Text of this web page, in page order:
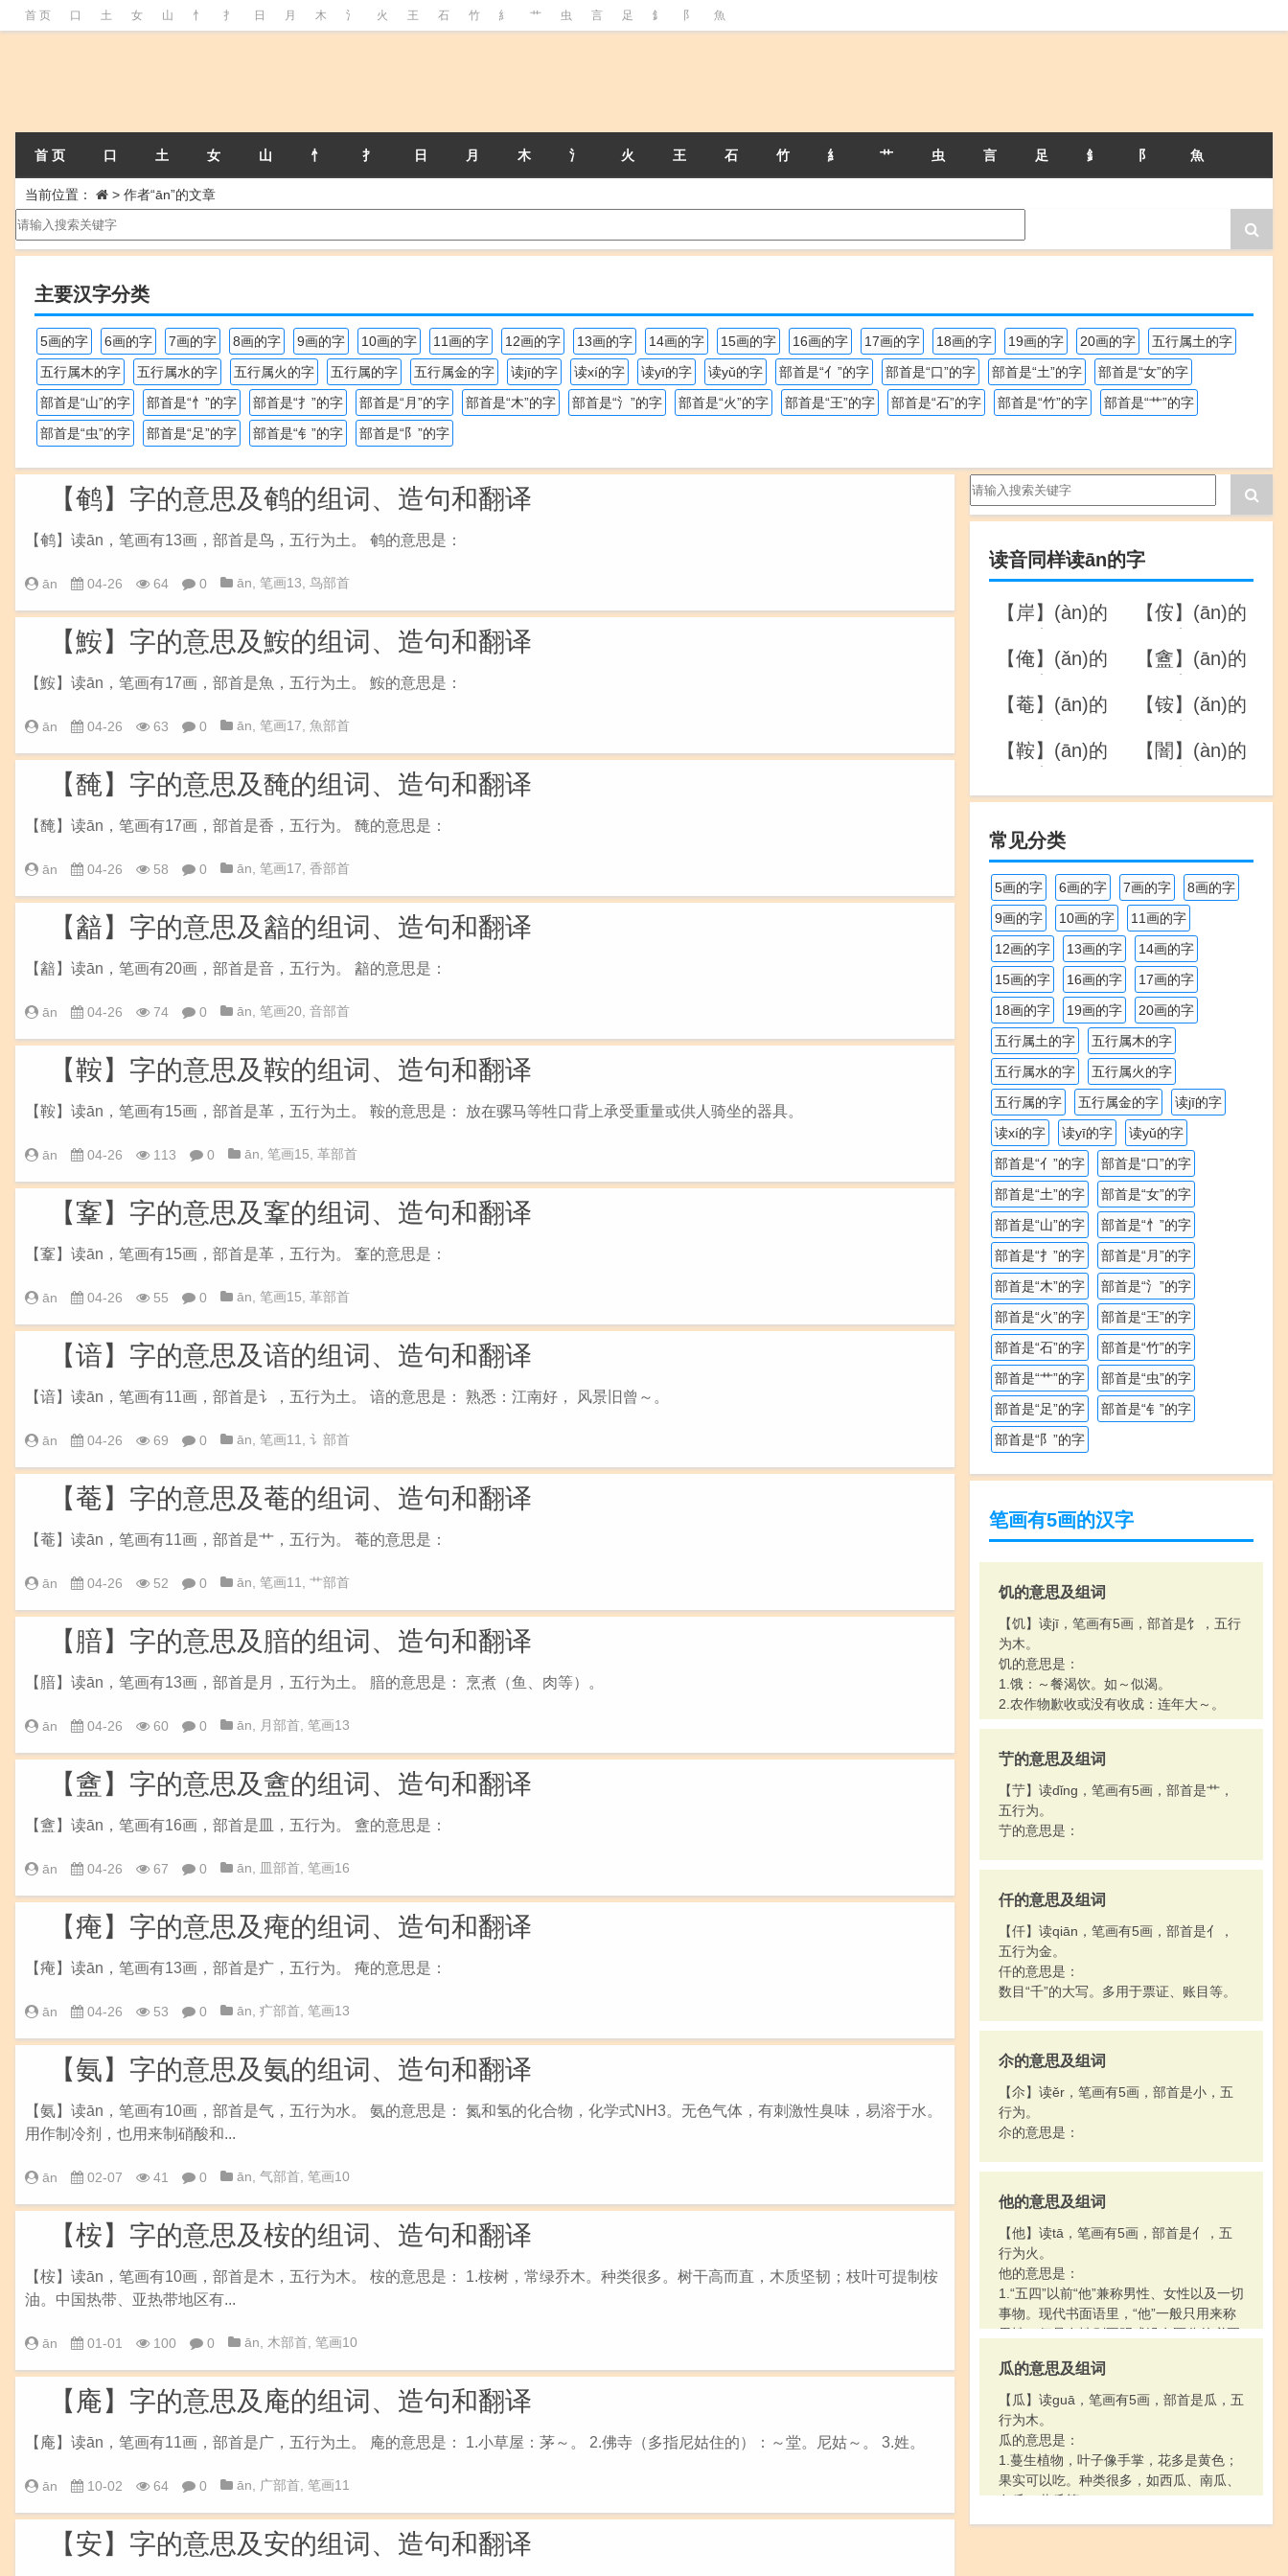
首 页 口 土 女 山 忄 扌 日 月 木 氵 火 王 石 竹 糹 艹 虫 言 足 釒 阝 魚
首 页 口 土 女 山 忄 扌 日 月 木 氵 火 王 石 竹 糹 艹 虫 言 足 釒 阝 魚
当前位置： > 作者“ān”的文章
主要汉字分类
5画的字 6画的字 7画的字 8画的字 9画的字 10画的字 11画的字 12画的字 13画的字 14画的字 15画的字 16画的字 17画的字 18画的字 19画的字 20画的字
五行属土的字
五行属木的字
五行属水的字 五行属火的字 五行属的字 五行属金的字 读jī的字 读xí的字 读yī的字 读yǔ的字 部首是“亻”的字 部首是“口”的字 部首是“土”的字
部首是“女”的字
部首是“山”的字
部首是“忄”的字 部首是“扌”的字 部首是“月”的字 部首是“木”的字 部首是“氵”的字 部首是“火”的字 部首是“王”的字 部首是“石”的字 部首是“竹”的字
部首是“艹”的字
部首是“虫”的字
部首是“足”的字 部首是“钅”的字 部首是“阝”的字
【鹌】字的意思及鹌的组词、造句和翻译
【鹌】读ān，笔画有13画，部首是鸟，五行为土。 鹌的意思是：
ān 04-26 64 0 ān 笔画13 鸟部首
【鮟】字的意思及鮟的组词、造句和翻译
【鮟】读ān，笔画有17画，部首是魚，五行为土。 鮟的意思是：
ān 04-26 63 0 ān 笔画17 魚部首
【馣】字的意思及馣的组词、造句和翻译
【馣】读ān，笔画有17画，部首是香，五行为。 馣的意思是：
ān 04-26 58 0 ān 笔画17 香部首
【韽】字的意思及韽的组词、造句和翻译
【韽】读ān，笔画有20画，部首是音，五行为。 韽的意思是：
ān 04-26 74 0 ān 笔画20 音部首
【鞍】字的意思及鞍的组词、造句和翻译
【鞍】读ān，笔画有15画，部首是革，五行为土。 鞍的意思是： 放在骡马等牲口背上承受重量或供人骑坐的器具。
ān 04-26 113 0 ān 笔画15 革部首
【鞌】字的意思及鞌的组词、造句和翻译
【鞌】读ān，笔画有15画，部首是革，五行为。 鞌的意思是：
ān 04-26 55 0 ān 笔画15 革部首
【谙】字的意思及谙的组词、造句和翻译
【谙】读ān，笔画有11画，部首是讠，五行为土。 谙的意思是： 熟悉：江南好， 风景旧曾～。
ān 04-26 69 0 ān 笔画11 讠部首
【菴】字的意思及菴的组词、造句和翻译
【菴】读ān，笔画有11画，部首是艹，五行为。 菴的意思是：
ān 04-26 52 0 ān 笔画11 艹部首
【腤】字的意思及腤的组词、造句和翻译
【腤】读ān，笔画有13画，部首是月，五行为土。 腤的意思是： 烹煮（鱼、肉等）。
ān 04-26 60 0 ān 月部首 笔画13
【盦】字的意思及盦的组词、造句和翻译
【盦】读ān，笔画有16画，部首是皿，五行为。 盦的意思是：
ān 04-26 67 0 ān 皿部首 笔画16
【痷】字的意思及痷的组词、造句和翻译
【痷】读ān，笔画有13画，部首是疒，五行为。 痷的意思是：
ān 04-26 53 0 ān 疒部首 笔画13
【氨】字的意思及氨的组词、造句和翻译
【氨】读ān，笔画有10画，部首是气，五行为水。 氨的意思是： 氮和氢的化合物，化学式NH3。无色气体，有刺激性臭味，易溶于水。
用作制冷剂，也用来制硝酸和...
ān 02-07 41 0 ān 气部首 笔画10
【桉】字的意思及桉的组词、造句和翻译
【桉】读ān，笔画有10画，部首是木，五行为木。 桉的意思是： 1.桉树，常绿乔木。种类很多。树干高而直，木质坚韧；枝叶可提制桉
油。中国热带、亚热带地区有...
ān 01-01 100 0 ān 木部首 笔画10
【庵】字的意思及庵的组词、造句和翻译
【庵】读ān，笔画有11画，部首是广，五行为土。 庵的意思是： 1.小草屋：茅～。 2.佛寺（多指尼姑住的）：～堂。尼姑～。 3.姓。
ān 10-02 64 0 ān 广部首 笔画11
【安】字的意思及安的组词、造句和翻译
读音同样读ān的字
【岸】(àn)的
【侒】(ān)的
【俺】(ǎn)的
【盦】(ān)的
【菴】(ān)的
【铵】(ǎn)的
【鞍】(ān)的
【闇】(àn)的
常见分类
5画的字 6画的字 7画的字
8画的字
9画的字
10画的字
11画的字
12画的字
13画的字
14画的字
15画的字
16画的字
17画的字
18画的字
19画的字
20画的字
五行属土的字
五行属木的字
五行属水的字
五行属火的字
五行属的字
五行属金的字
读jī的字
读xí的字
读yī的字
读yǔ的字
部首是“亻”的字
部首是“口”的字
部首是“土”的字
部首是“女”的字
部首是“山”的字
部首是“忄”的字
部首是“扌”的字
部首是“月”的字
部首是“木”的字
部首是“氵”的字
部首是“火”的字
部首是“王”的字
部首是“石”的字
部首是“竹”的字
部首是“艹”的字
部首是“虫”的字
部首是“足”的字
部首是“钅”的字
部首是“阝”的字
笔画有5画的汉字
饥的意思及组词
【饥】读jī，笔画有5画，部首是饣，五行
为木。
饥的意思是：
1.饿：～餐渴饮。如～似渴。
2.农作物歉收或没有收成：连年大～。
艼的意思及组词
【艼】读dǐng，笔画有5画，部首是艹，
五行为。
艼的意思是：
仟的意思及组词
【仟】读qiān，笔画有5画，部首是亻，
五行为金。
仟的意思是：
数目“千”的大写。多用于票证、账目等。
尒的意思及组词
【尒】读ěr，笔画有5画，部首是小，五
行为。
尒的意思是：
他的意思及组词
【他】读tā，笔画有5画，部首是亻，五
行为火。
他的意思是：
1.“五四”以前“他”兼称男性、女性以及一切
事物。现代书面语里，“他”一般只用来称
男性。但是在性别不明或没有区分的必要
笔迹上看不出～是男的还是女的。一个人
要是离开了集体，～就将一事无成。
2.人称代词。虚指（用在动词和数量词之
间）：睡～一觉。唱～几句。盖～三间瓦
房。
3.指示代词。指别一方面或其他地方：早
已～去。留作～用。
瓜的意思及组词
【瓜】读guā，笔画有5画，部首是瓜，五
行为木。
瓜的意思是：
1.蔓生植物，叶子像手掌，花多是黄色；
果实可以吃。种类很多，如西瓜、南瓜、
冬瓜、黄瓜等。